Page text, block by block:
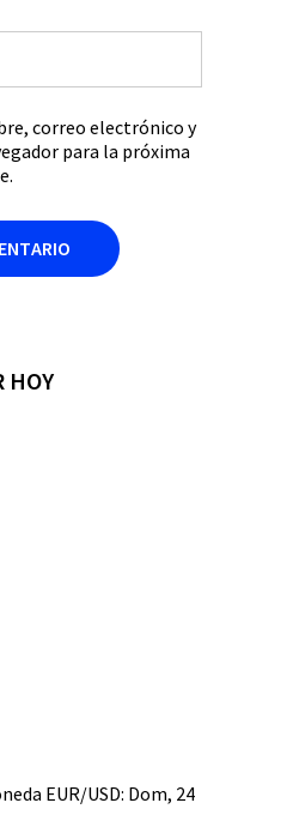
correo electrónico y
para la próxima
HOY
EUR/USD: Dom, 24